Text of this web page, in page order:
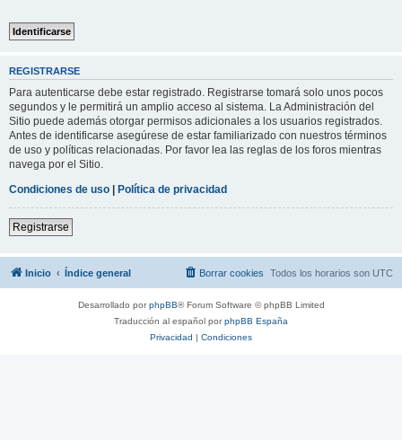
REGISTRARSE
Para autenticarse debe estar registrado. Registrarse tomará solo unos pocos
segundos y le permitirá un amplio acceso al sistema. La Administración del
Sitio puede además otorgar permisos adicionales a los usuarios registrados.
Antes de identificarse asegúrese de estar familiarizado con nuestros términos
de uso y políticas relacionadas. Por favor lea las reglas de los foros mientras
navega por el Sitio.
Condiciones de uso | Política de privacidad
Registrarse
Inicio Índice general Todos los horarios son UTC
Borrar cookies
Desarrollado porphpBB® Forum Software © phpBB Limited
Traducción al español porphpBB España
Privacidad | Condiciones